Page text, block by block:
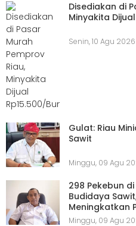
Disediakan di
Minyakita
Senin, 10 Agu 2026
Gulat: Riau
Sawit
Minggu, 09 Agu
298 Pekebun
Budidaya
Meningkatkan
Minggu, 09 Agu